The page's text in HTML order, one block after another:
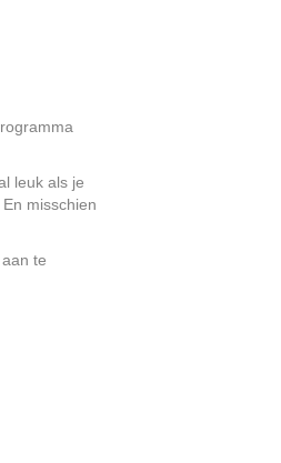
leuk als je
misschien
te